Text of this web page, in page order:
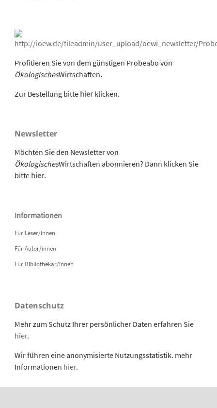
Profitieren Sie von dem günstigen Probeabo von
ÖkologischesWirtschaften.
Zur Bestellung bitte hier klicken.
Newsletter
Möchten Sie den Newsletter von
ÖkologischesWirtschaften abonnieren? Dann klicken Sie
bitte hier.
Informationen
Für Leser/innen
Für Autor/innen
Für Bibliothekar/innen
Datenschutz
Mehr zum Schutz Ihrer persönlicher Daten erfahren Sie
hier.
Wir führen eine anonymisierte Nutzungsstatistik. mehr
Informationen hier.